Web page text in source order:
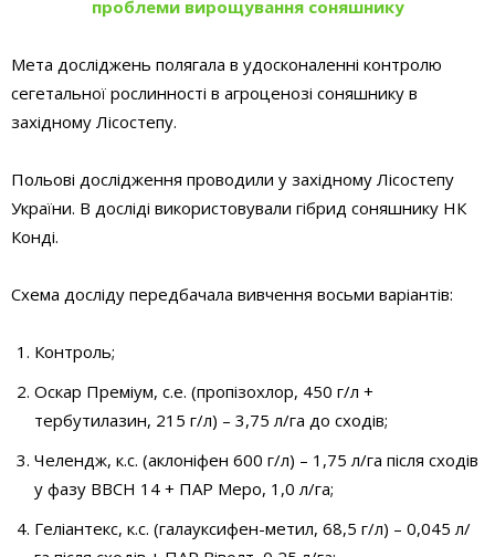
проблеми вирощування соняшнику
Мета досліджень полягала в удосконаленні контролю
сегетальної рослинності в агроценозі соняшнику в
західному Лісостепу.
Польові дослідження проводили у західному Лісостепу
України. В досліді використовували гібрид соняшнику НК
Конді.
Схема досліду передбачала вивчення восьми варіантів:
Контроль;
Оскар Преміум, с.е. (пропізохлор, 450 г/л +
тербутилазин, 215 г/л) – 3,75 л/га до сходів;
Челендж, к.с. (аклоніфен 600 г/л) – 1,75 л/га після сходів
у фазу ВВСН 14 + ПАР Меро, 1,0 л/га;
Геліантекс, к.с. (галауксифен-­метил, 68,5 г/л) – 0,045 л/